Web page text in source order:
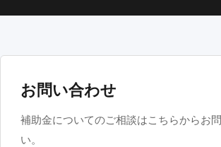
お問い合わせ
補助金についてのご相談はこちらからお
い。